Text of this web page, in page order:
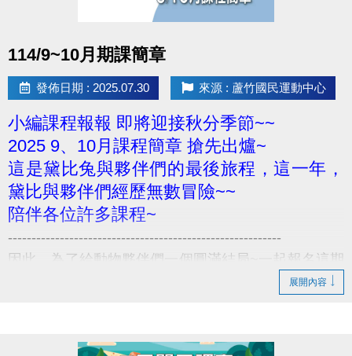
114/9~10月期課簡章
發佈日期 : 2025.07.30 來源 : 蘆竹國民運動中心
小編課程報報 即將迎接秋分季節~~
2025 9、10月課程簡章 搶先出爐~
這是黛比兔與夥伴們的最後旅程，這一年，
黛比與夥伴們經歷無數冒險~~
陪伴各位許多課程~
----------------------------------------------------------
因此，為了給動物夥伴們一個圓滿結局~一起報名這期
無折扣) 臨櫃享95折~
展開內容